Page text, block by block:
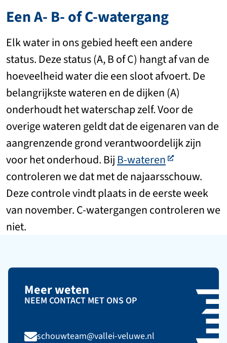
Een A- B- of C-watergang
Elk water in ons gebied heeft een andere
status. Deze status (A, B of C) hangt af van de
hoeveelheid water die een sloot afvoert. De
belangrijkste wateren en de dijken (A)
onderhoudt het waterschap zelf. Voor de
overige wateren geldt dat de eigenaren van de
aangrenzende grond verantwoordelijk zijn
voor het onderhoud. Bij B-wateren
controleren we dat met de najaarsschouw.
Deze controle vindt plaats in de eerste week
van november. C-watergangen controleren we
niet.
Meer weten
NEEM CONTACT MET ONS OP
schouwteam@vallei-veluwe.nl